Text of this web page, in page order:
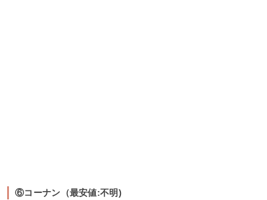
⑥コーナン（最安値:不明)